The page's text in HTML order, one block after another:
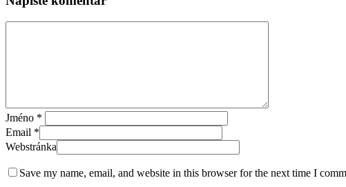
Jméno *
Email *
Webstránka
Save my name, email, and website in this browser for the next time I